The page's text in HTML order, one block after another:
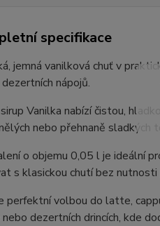
specifikace
jemná vanilková chuť v
nápojů.
Vanilka nabízí čistou,
nebo přehnaně sladkých
o objemu 0,05 l je ideální
s klasickou chutí bez
perfektní volbou do latte,
dezertních drincích, kde